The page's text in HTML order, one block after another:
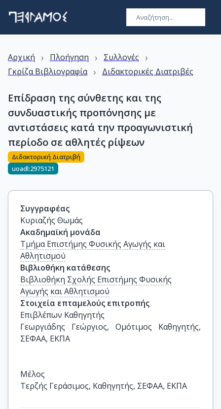
Αρχική › Πλοήγηση › Συλλογές ›
Γκρίζα Βιβλιογραφία › Διδακτορικές Διατριβές
Επίδραση της σύνθετης και της
συνδυαστικής προπόνησης με
αντιστάσεις κατά την προαγωνιστική
περίοδο σε αθλητές ρίψεων
Διδακτορική Διατριβή
uoadl:2975121
Συγγραφέας
Κυριαζής Θωμάς
Ακαδημαϊκή μονάδα
Τμήμα Επιστήμης Φυσικής Αγωγής και
Αθλητισμού
Βιβλιοθήκη κατάθεσης
Βιβλιοθήκη Σχολής Επιστήμης Φυσικής
Αγωγής και Αθλητισμού
Στοιχεία επταμελούς επιτροπής
Επιβλέπων Καθηγητής
Γεωργιάδης Γεώργιος, Ομότιμος Καθηγητής,
ΣΕΦΑΑ, ΕΚΠΑ
Μέλος
Τερζής Γεράσιμος, Καθηγητής, ΣΕΦΑΑ, ΕΚΠΑ